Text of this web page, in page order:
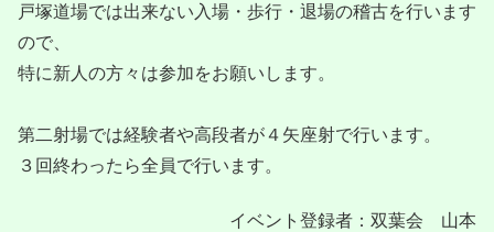
戸塚道場では出来ない入場・歩行・退場の稽古を行います
ので、
特に新人の方々は参加をお願いします。
第二射場では経験者や高段者が４矢座射で行います。
３回終わったら全員で行います。
イベント登録者：双葉会 山本